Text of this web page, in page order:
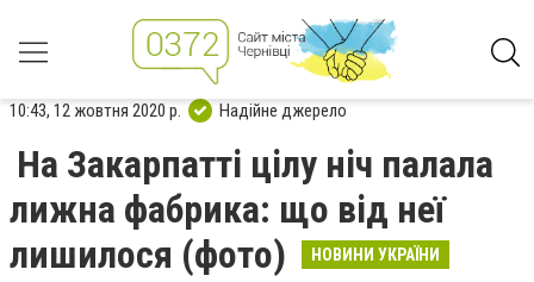
10:43, 12 жовтня 2020 р. Надійне джерело
На Закарпатті цілу ніч палала
лижна фабрика: що від неї
лишилося (фото)
НОВИНИ УКРАЇНИ